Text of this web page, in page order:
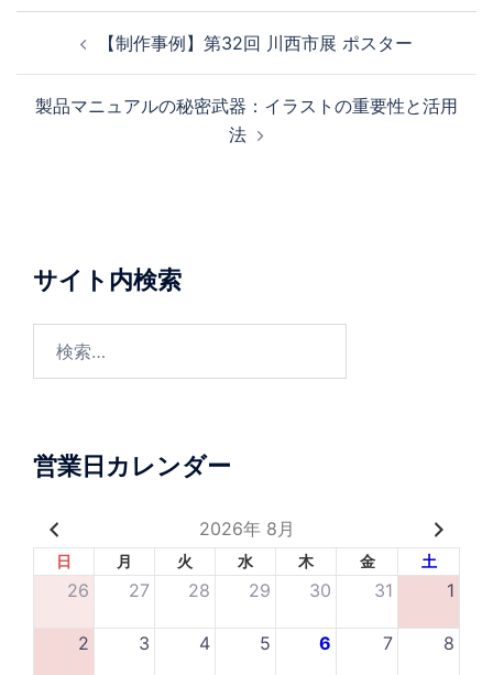
【制作事例】第32回 川西市展 ポスター
製品マニュアルの秘密武器：イラストの重要性と活用
法
サイト内検索
営業日カレンダー
2026年 8月
日 月 火 水 木 金 土
26 27 28 29 30 31 1
2 3 4 5 6 7 8